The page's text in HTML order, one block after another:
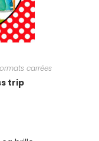
carrées
trip